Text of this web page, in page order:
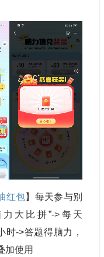
红包】每天参与别
大比拼”->每天
时->答题得脑力，
加使用